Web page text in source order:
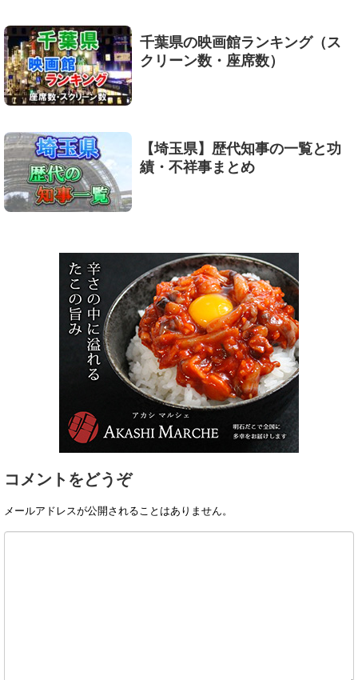
千葉県の映画館ランキング（ス
クリーン数・座席数）
【埼玉県】歴代知事の一覧と功
績・不祥事まとめ
コメントをどうぞ
メールアドレスが公開されることはありません。